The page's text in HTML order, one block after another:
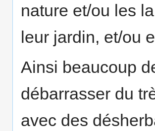
nature et/ou les
leur jardin, et/ou
Ainsi beaucoup
débarrasser du
avec des